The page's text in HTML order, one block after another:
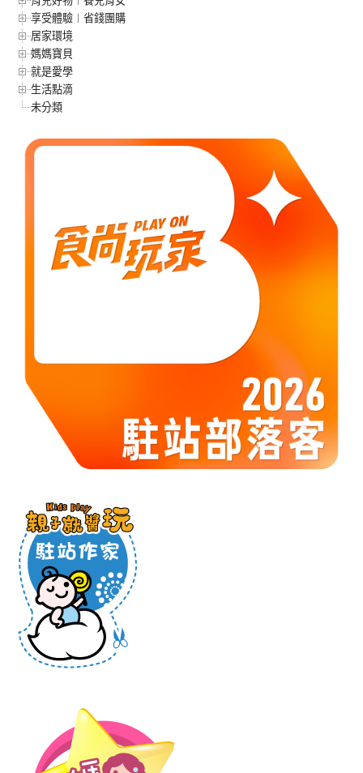
享受體驗︱省錢團購
居家環境
媽媽寶貝
就是愛學
生活點滴
未分類